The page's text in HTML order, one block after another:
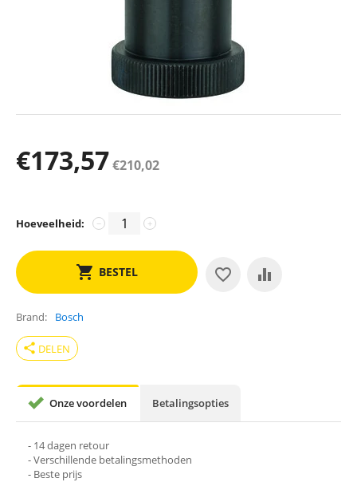
€173,57€210,02
Hoeveelheid: +
−
BESTEL
Brand Bosch
share DELEN
Onze voordelen Betalingsopties
- 14 dagen retour
- Verschillende betalingsmethoden
- Beste prijs